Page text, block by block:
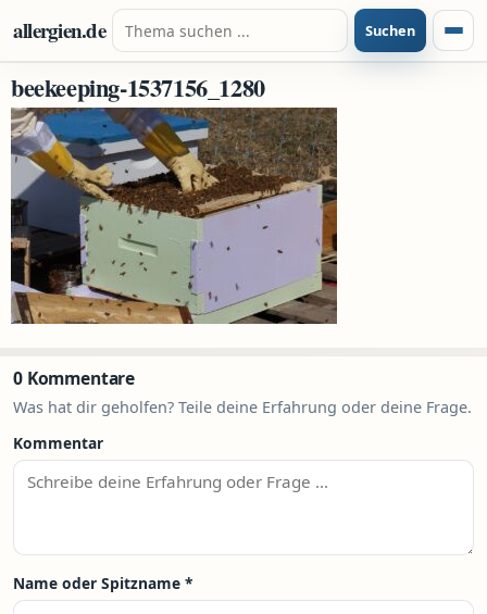
Zum Inhalt springen
allergien.de Suche nach: Suchen
beekeeping-1537156_1280
0 Kommentare
Was hat dir geholfen? Teile deine Erfahrung oder deine Frage.
Kommentar
Name oder Spitzname *